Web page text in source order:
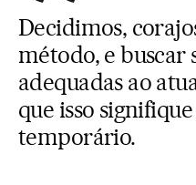
Decidimos,
método, e buscar
adequadas ao
que isso
temporário.